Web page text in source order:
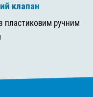
клапан
пластиковим ручним